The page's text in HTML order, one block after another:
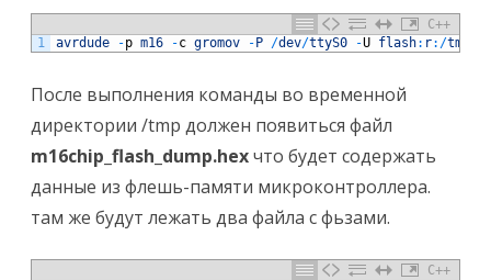
C++
1
avrdude -p m16 -c gromov - P /dev/ttyS0 -U flash: r: /tmp
После выполнения команды во временной
директории /tmp должен появиться файл
m16chip_flash_dump.hexчто будет содержать
данные из флешь-памяти микроконтроллера.
там же будут лежать два файла с фьзами.
C++